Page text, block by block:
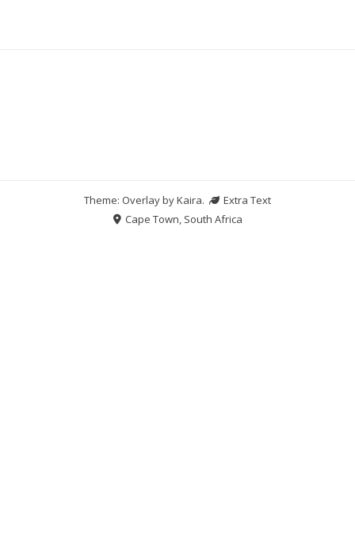
Theme: Overlay byKaira.
Extra Text
Cape Town, South Africa